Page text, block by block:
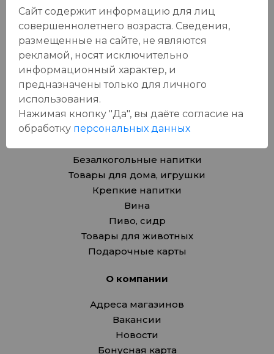
У данного товара еще нет отзывов, будьте первым, кто
оставит отзыв!
Продукты
Безалкогольные напитки
Товары для дома, игрушки
Крепкие напитки
Вина
Пиво, сидр
Товары для животных
Подарочные карты
О компании
Адреса магазинов
Вакансии
Новости
Бонусная карта
Сайт содержит информацию для лиц
совершеннолетнего возраста. Сведения,
размещенные на сайте, не являются
рекламой, носят исключительно
информационный характер, и
предназначены только для личного
использования.
Нажимая кнопку "Да", вы даёте cогласие на
обработку персональных данных